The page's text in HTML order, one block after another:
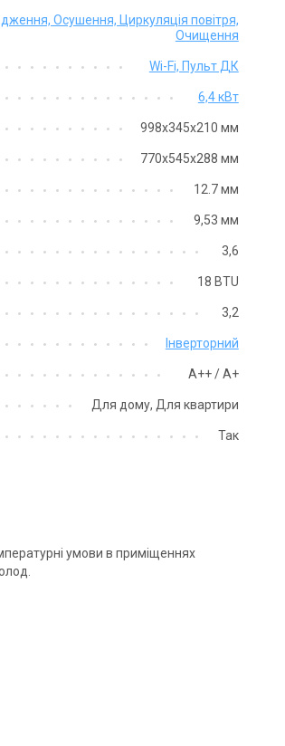
Осушення, Циркуляція повітря,
Очищення
Wi-Fi, Пульт ДК
6,4 кВт
998х345х210 мм
770х545х288 мм
12.7 мм
9,53 мм
3,6
18 BTU
3,2
Інверторний
А++ / А+
Для дому, Для квартири
Так
умови в приміщеннях